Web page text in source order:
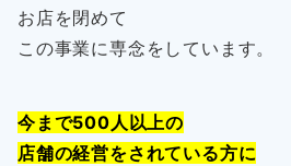
お店を閉めて
この事業に専念をしています。
今まで500人以上の
店舗の経営をされている方に